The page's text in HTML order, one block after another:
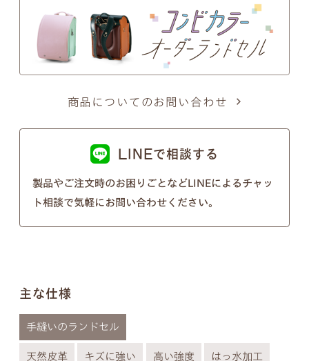
商品についてのお問い合わせ
LINEで相談する
製品やご注文時のお困りごとなどLINEによるチャッ
ト相談で気軽にお問い合わせください。
主な仕様
手縫いのランドセル
天然皮革 キズに強い 高い強度 はっ水加工
ではないかとのお問い合わせを頂くことがございま
以下の画像のようにきちんとそれぞれ違う形となっ
ておりますのでご安心ください。
※個別のご注文で筆記体のフォントの種類を変行す